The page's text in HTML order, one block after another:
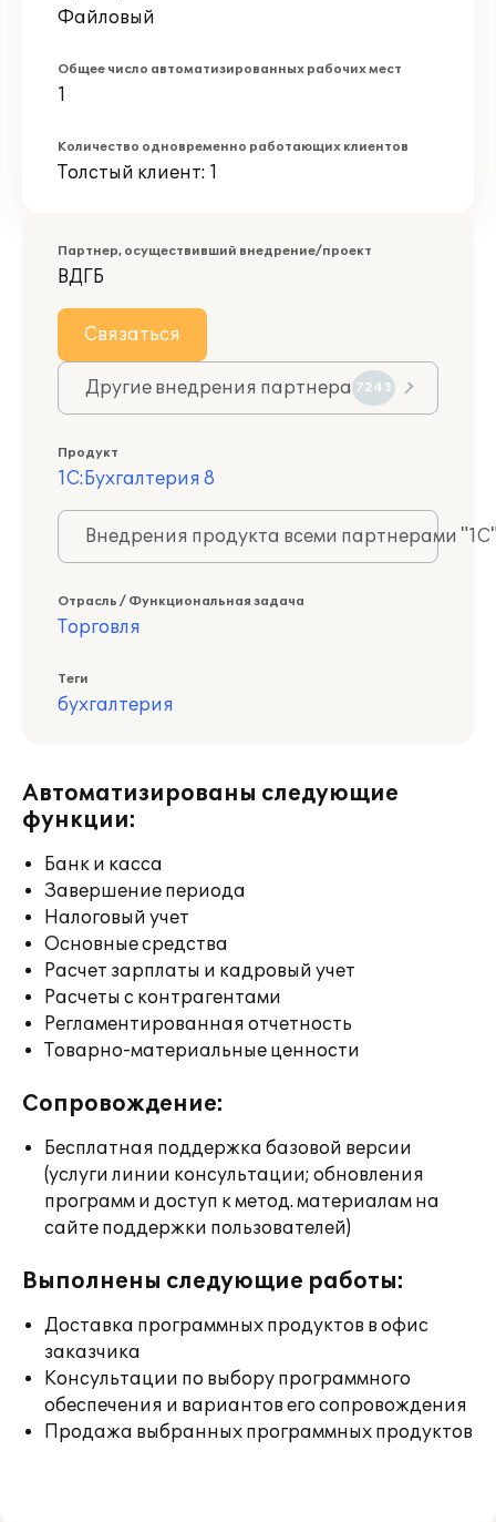
Файловый
Общее число автоматизированных рабочих мест
1
Количество одновременно работающих клиентов
Толстый клиент: 1
Партнер, осуществивший внедрение/проект
ВДГБ
Связаться
Другие внедрения партнера 7243
Продукт
1С:Бухгалтерия 8
Внедрения продукта всеми партнерами
Отрасль / Функциональная задача
Торговля
Теги
бухгалтерия
Автоматизированы следующие
функции:
Банк и касса
Завершение периода
Налоговый учет
Основные средства
Расчет зарплаты и кадровый учет
Расчеты с контрагентами
Регламентированная отчетность
Товарно-материальные ценности
Сопровождение:
Бесплатная поддержка базовой версии
(услуги линии консультации; обновления
программ и доступ к метод. материалам на
сайте поддержки пользователей)
Выполнены следующие работы:
Доставка программных продуктов в офис
заказчика
Консультации по выбору программного
обеспечения и вариантов его сопровождения
Продажа выбранных программных продуктов